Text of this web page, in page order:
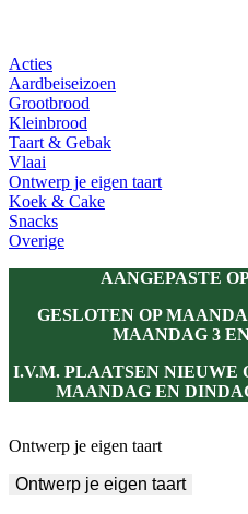
Acties
Aardbeiseizoen
Grootbrood
Kleinbrood
Taart & Gebak
Vlaai
Ontwerp je eigen taart
Koek & Cake
Snacks
Overige
AANGEPASTE
GESLOTEN OP
MAANDAG 3
I.V.M. PLAATSEN NIEUWE
MAANDAG EN
Ontwerp je eigen taart
Ontwerp je eigen taart